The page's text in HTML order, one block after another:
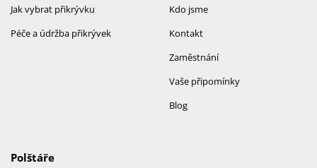
Kdo jsme
Kontakt
Zaměstnání
Vaše připomínky
Blog
Jak vybrat přikrývku
Péče a údržba přikrývek
Polštáře